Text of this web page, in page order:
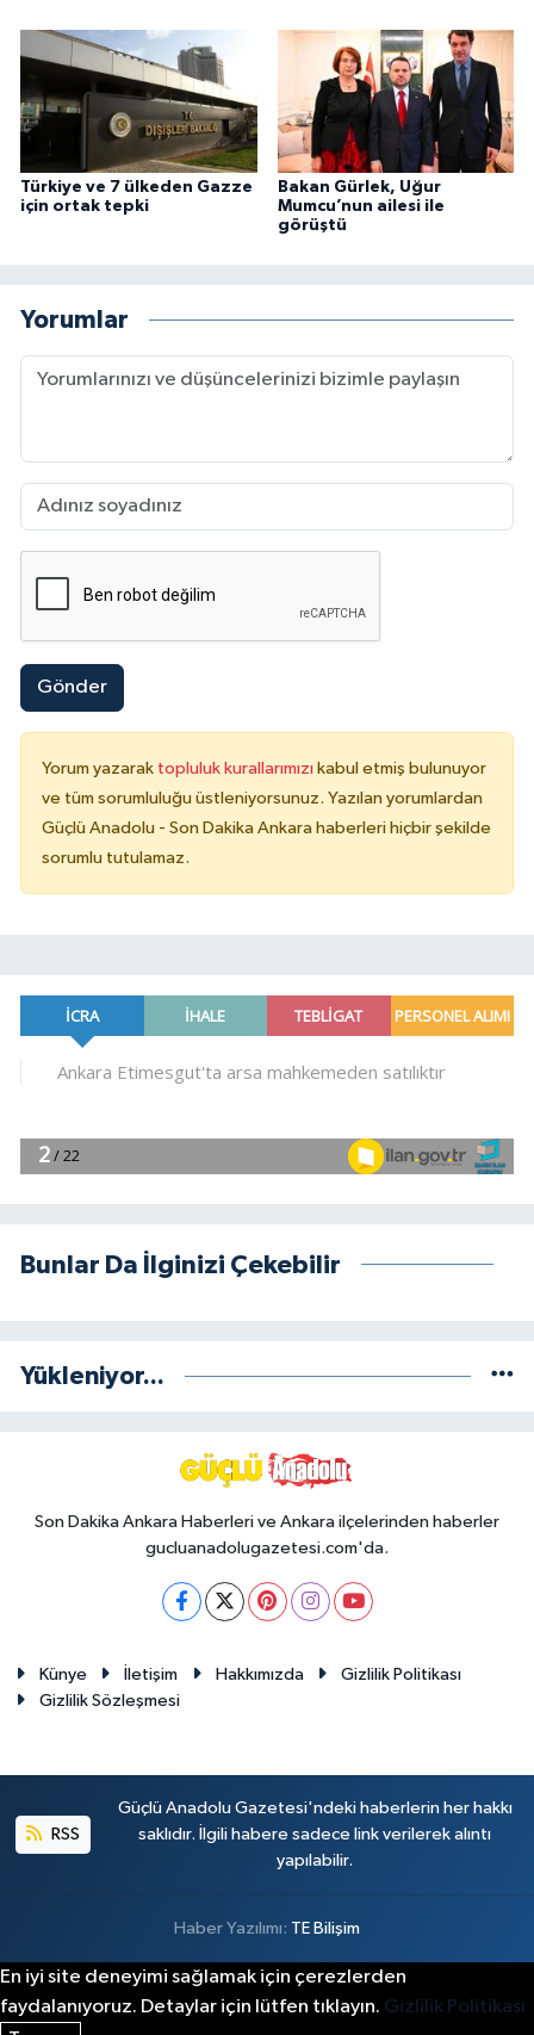
Türkiye ve 7 ülkeden Gazze
için ortak tepki
Bakan Gürlek, Uğur
Mumcu’nun ailesi ile
görüştü
Yorumlar
Gönder
Yorum yazarak topluluk kurallarımızı kabul etmiş bulunuyor
ve tüm sorumluluğu üstleniyorsunuz. Yazılan yorumlardan
Güçlü Anadolu - Son Dakika Ankara haberleri hiçbir şekilde
sorumlu tutulamaz.
Bunlar Da İlginizi Çekebilir
Yükleniyor...
Son Dakika Ankara Haberleri ve Ankara ilçelerinden haberler
gucluanadolugazetesi.com'da.
Künye İletişim Hakkımızda
Gizlilik Politikası
Gizlilik Sözleşmesi
RSS
Güçlü Anadolu Gazetesi'ndeki haberlerin her hakkı
saklıdır. İlgili habere sadece link verilerek alıntı
yapılabilir.
Haber Yazılımı: TE Bilişim
En iyi site deneyimi sağlamak için çerezlerden
faydalanıyoruz. Detaylar için lütfen tıklayın. Gizlilik Politikası